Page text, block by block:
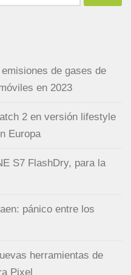
de gases de
en 2023
2 en versión lifestyle
Europa
S7 FlashDry, para la
pánico entre los
herramientas de
Pixel